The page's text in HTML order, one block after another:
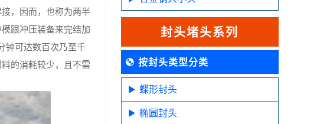
，因而，也称为两半
跟冲压装备来完结加
钟可达数百次乃至千
的消耗较少，且不需
封头堵头系列
按封头类型分类
蝶形封头
椭圆封头